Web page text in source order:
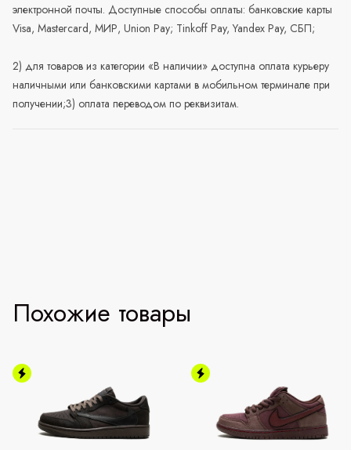
электронной почты. Доступные способы оплаты: банковские карты
Visa, Mastercard, МИР, Union Pay; Tinkoff Pay, Yandex Pay, СБП;
2) для товаров из категории «В наличии» доступна оплата курьеру
наличными или банковскими картами в мобильном терминале при
получении;3) оплата переводом по реквизитам.
Похожие товары